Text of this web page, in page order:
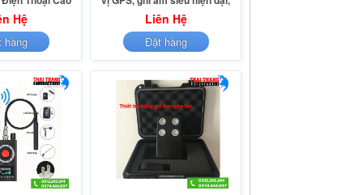
PH6800
Hệ
hàng
siêu chính xác và siêu nhạy TTI
KOREA PH1390
Liên Hệ
Đặt hàng